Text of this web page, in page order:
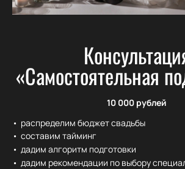
«Самостоятельная
10 000 рублей
распределим бюджет свадьбы
составим тайминг
дадим алгоритм подготовки
дадим рекомендации по выбору